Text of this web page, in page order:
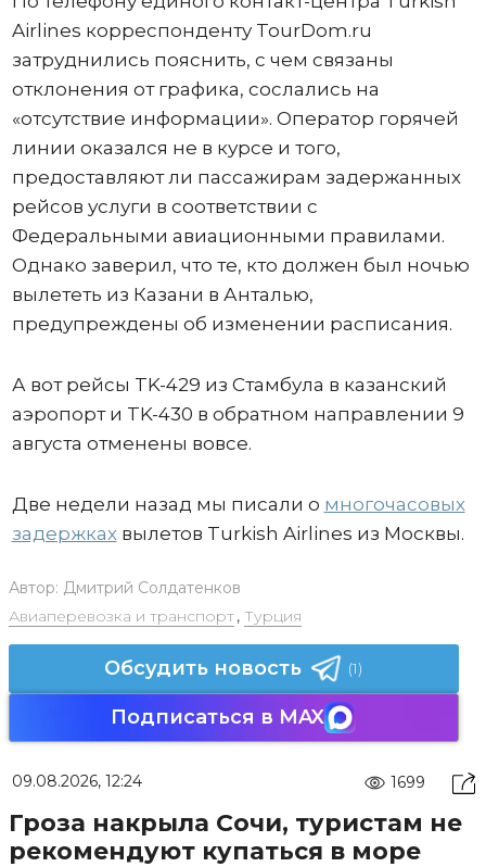
Airlines корреспонденту TourDom.ru
затруднились пояснить, с чем связаны
отклонения от графика, сослались на
«отсутствие информации». Оператор горячей
линии оказался не в курсе и того,
предоставляют ли пассажирам задержанных
рейсов услуги в соответствии с
Федеральными авиационными правилами.
Однако заверил, что те, кто должен был ночью
вылететь из Казани в Анталью,
предупреждены об изменении расписания.
А вот рейсы TK-429 из Стамбула в казанский
аэропорт и TK-430 в обратном направлении 9
августа отменены вовсе.
Две недели назад мы писали о многочасовых
задержкахвылетов Turkish Airlines из Москвы.
Автор: Дмитрий Солдатенков
Авиаперевозка и транспорт, Турция
Обсудить новость (1)
Подписаться в MAX
09.08.2026, 12:24 1699
Гроза накрыла Сочи, туристам не
рекомендуют купаться в море